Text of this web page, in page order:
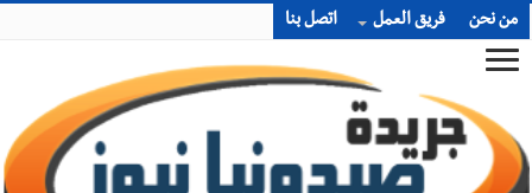
من نحن فريق العمل اتصل بنا